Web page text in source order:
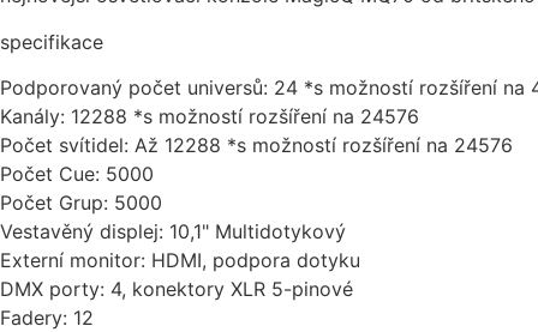
specifikace
Podporovaný počet universů: 24 *s možností rozšíření na
Kanály: 12288 *s možností rozšíření na 24576
Počet svítidel: Až 12288 *s možností rozšíření na 24576
Počet Cue: 5000
Počet Grup: 5000
Vestavěný displej: 10,1" Multidotykový
Externí monitor: HDMI, podpora dotyku
DMX porty: 4, konektory XLR 5-pinové
Fadery: 12